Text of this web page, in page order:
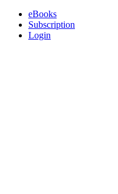
eBooks
Subscription
Login